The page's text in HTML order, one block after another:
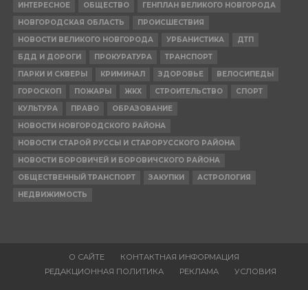
ИНТЕРЕСНОЕ ОБЩЕСТВО
ГЕНПЛАН ВЕЛИКОГО НОВГОРОДА
НОВГОРОДСКАЯ ОБЛАСТЬ
ПРОИСШЕСТВИЯ
НОВОСТИ ВЕЛИКОГО НОВГОРОДА
УРБАНИСТИКА
ДТП
БДД И ДОРОГИ
ПРОКУРАТУРА
ТРАНСПОРТ
ПАРКИ И СКВЕРЫ
КРИМИНАЛ ЗДОРОВЬЕ
ВЕЛОСИПЕДЫ
ГОРОСКОП
ПОЖАРЫ ЖКХ СТРОИТЕЛЬСТВО
СПОРТ
КУЛЬТУРА
ПРАВО
ОБРАЗОВАНИЕ
НОВОСТИ НОВГОРОДСКОГО РАЙОНА
НОВОСТИ СТАРОЙ РУССЫ И СТАРОРУССКОГО РАЙОНА
НОВОСТИ БОРОВИЧЕЙ И БОРОВИЧСКОГО РАЙОНА
ОБЩЕСТВЕННЫЙ ТРАНСПОРТ
ЗАКУПКИ
АСТРОЛОГИЯ
НЕДВИЖИМОСТЬ
О САЙТЕ
КОНТАКТНАЯ ИНФОРМАЦИЯ
РЕДАКЦИОННАЯ ПОЛИТИКА
РЕКЛАМА УСЛОВИЯ